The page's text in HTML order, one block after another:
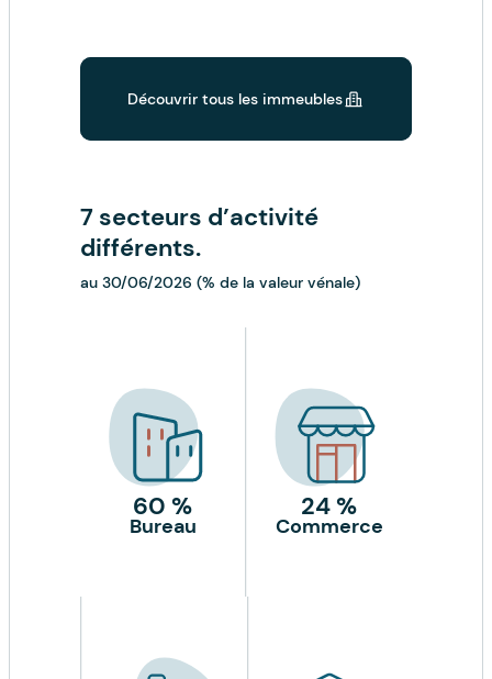
Découvrir tous les immeubles
7 secteurs d’activité
différents.
au 30/06/2026 (% de la valeur vénale)
60 %
Bureau
24 %
Commerce